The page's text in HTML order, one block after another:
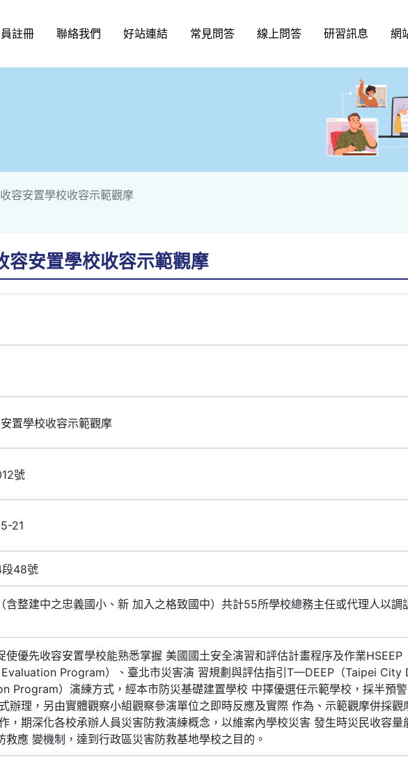
註冊 聯絡我們 好站連結 常見問答 線上問答 研習訊息 網
容安置學校收容示範觀摩
容安置學校收容示範觀摩
置學校收容示範觀摩
號
21
段48號
含整建中之忠義國小、新 加入之格致國中）共計55所學校總務主任或代理人以調
使優先收容安置學校能熟悉掌握 美國國土安全演習和評估計畫程序及作業
Program）、臺北市災害演 習規劃與評估指引T—DEEP（Taipei City
Program）演練方式，經本市防災基礎建置學校 中擇優選任示範學校，採半預
辦理，另由實體觀察小組觀察參演單位之即時反應及實際 作為、示範觀摩併採觀
，期深化各校承辦人員災害防救演練概念，以維案內學校災害 發生時災民收容量
救應 變機制，達到行政區災害防救基地學校之目的。